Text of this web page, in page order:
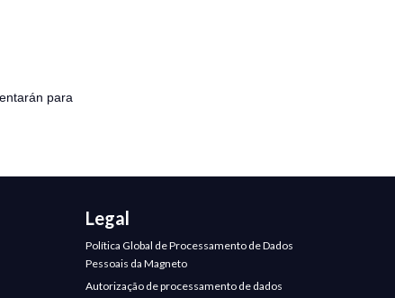
para
Legal
Política Global de Processamento de Dados
Pessoais da Magneto
Autorização de processamento de dados